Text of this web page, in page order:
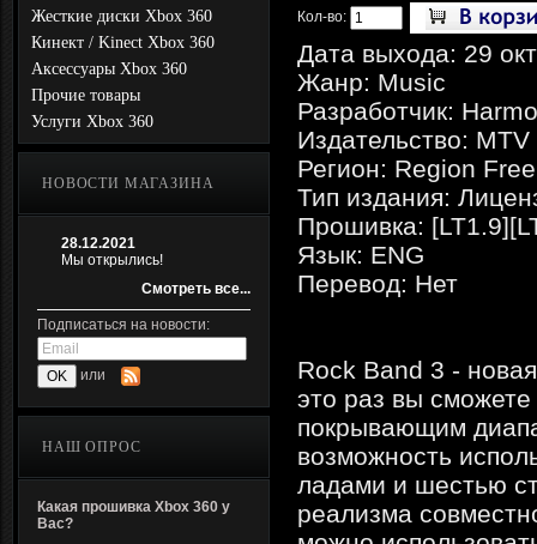
Жесткие диски Xbox 360
Кинект / Kinect Xbox 360
Аксессуары Xbox 360
Прочие товары
Услуги Xbox 360
НОВОСТИ МАГАЗИНА
28.12.2021
Мы открылись!
Смотреть все...
Подписаться на новости:
или
НАШ ОПРОС
Какая прошивка Xbox 360 у
Вас?
Кол-во:
Дата выхода: 29
Жанр: Music
Разработчик:
Издательство:
Регион: Region Free
Тип издания:
Прошивка:
Язык: ENG
Перевод: Нет
Rock Band 3 -
это раз вы
покрывающим
возможность
ладами и шестью
реализма